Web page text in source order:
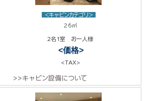
<キャビンカテゴリ>
26㎡
2名1室 お一人様
<価格>
<TAX>
>>キャビン設備について